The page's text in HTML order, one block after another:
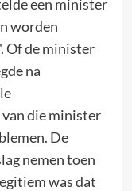
een minister
worden
Of de minister
na
die minister
De
nemen toen
was dat